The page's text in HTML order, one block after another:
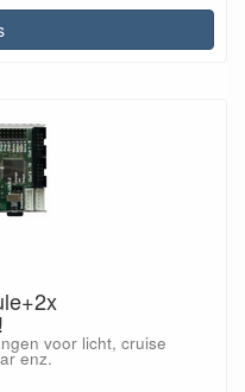
voor licht, cruise
enz.